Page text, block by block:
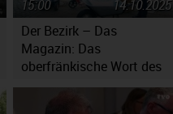
Der Bezirk – Das
Magazin: Das
oberfränkische Wort des
Jahres 2025
14.10.2025
15:00